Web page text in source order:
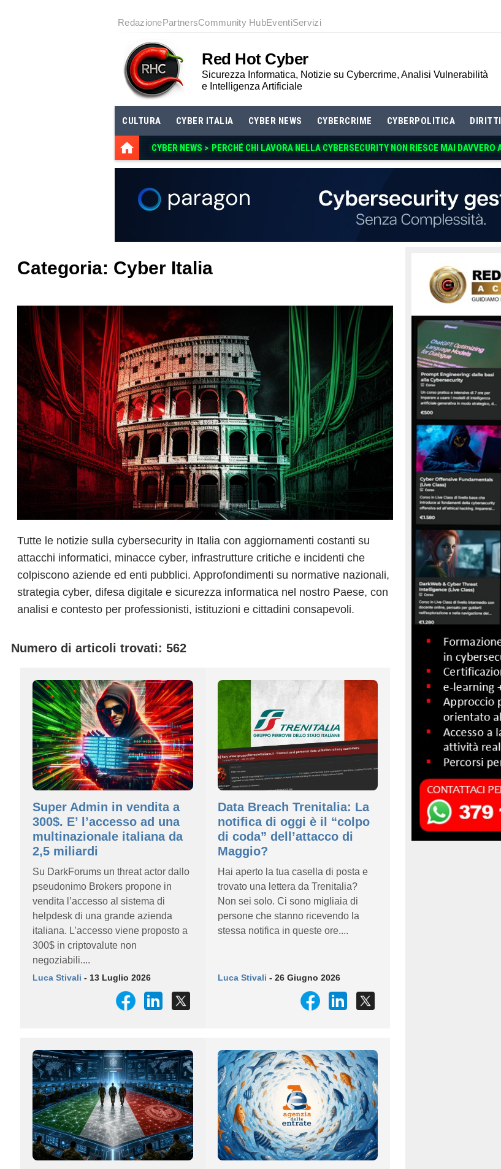
RedazionePartnersCommunity HubEventiServizi
Red Hot Cyber
Sicurezza Informatica, Notizie su Cybercrime, Analisi Vulnerabilità
e Intelligenza Artificiale
CULTURA CYBER ITALIA CYBER NEWS CYBERCRIME CYBERPOLITICA DIRITTI
CYBER NEWS > PERCHÉ CHI LAVORA NELLA CYBERSECURITY NON RIESCE
Categoria: Cyber Italia
Tutte le notizie sulla cybersecurity in Italia con aggiornamenti costanti su
attacchi informatici, minacce cyber, infrastrutture critiche e incidenti che
colpiscono aziende ed enti pubblici. Approfondimenti su normative nazionali,
strategia cyber, difesa digitale e sicurezza informatica nel nostro Paese, con
analisi e contesto per professionisti, istituzioni e cittadini consapevoli.
Numero di articoli trovati: 562
Super Admin in vendita a
300$. E’ l’accesso ad una
multinazionale italiana da
2,5 miliardi
Su DarkForums un threat actor dallo
pseudonimo Brokers propone in
vendita l’accesso al sistema di
helpdesk di una grande azienda
italiana. L’accesso viene proposto a
300$ in criptovalute non
negoziabili....
Luca Stivali - 13 Luglio 2026
Data Breach Trenitalia: La
notifica di oggi è il “colpo
di coda” dell’attacco di
Maggio?
Hai aperto la tua casella di posta e
trovato una lettera da Trenitalia?
Non sei solo. Ci sono migliaia di
persone che stanno ricevendo la
stessa notifica in queste ore....
Luca Stivali - 26 Giugno 2026